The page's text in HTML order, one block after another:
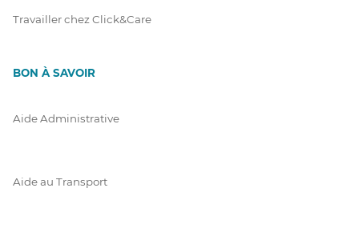
Travailler chez Click&Care
BON À SAVOIR
Aide Administrative
Aide au Transport